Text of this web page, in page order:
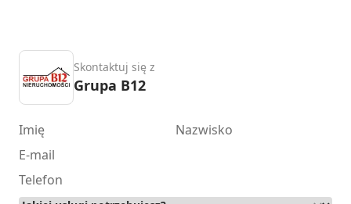
Skontaktuj się z
Grupa B12